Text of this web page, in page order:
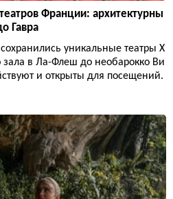
Франции: архитектурны
Гавра
уникальные театры X
зала в Ла-Флеш до необарокко Ви
и открыты для посещений.